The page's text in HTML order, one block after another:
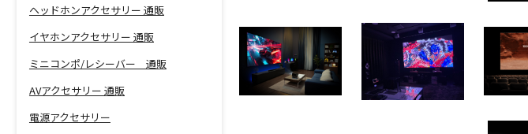
ヘッドホンアクセサリー 通販
イヤホンアクセサリー 通販
ミニコンポ/レシーバー 通販
AVアクセサリー 通販
電源アクセサリー